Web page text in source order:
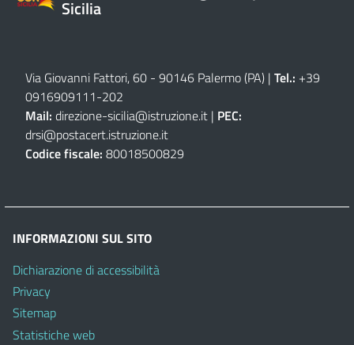
Sicilia
Via Giovanni Fattori, 60 - 90146 Palermo (PA) | Tel.: +39
0916909111-202
Mail: direzione-sicilia@istruzione.it | PEC:
drsi@postacert.istruzione.it
Codice fiscale: 80018500829
INFORMAZIONI SUL SITO
Dichiarazione di accessibilità
Privacy
Sitemap
Statistiche web